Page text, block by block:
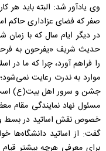
وی یادآور شد: البته باید هر
صفر که فضای عزاداری حاکم
در دیگر ایام سال که با
حدیث شریف «یفرحون به
را فراهم آورد، چرا که ما در
موارد به ندرت رعایت
جشن و سرور اهل بیت(ع) است
مسئول نهاد نمایندگی مقام
خصوص نقش اساتید در بسط
گفت: از اساتید دانشگاه‌ها
برای معرفی هرچه بیشتر